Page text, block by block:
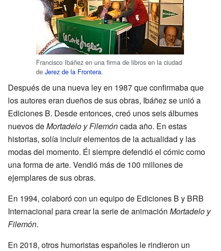
Francisco Ibáñez en una firma de libros en la ciudad
de Jerez de la Frontera.
Después de una nueva ley en 1987 que confirmaba que
los autores eran dueños de sus obras, Ibáñez se unió a
Ediciones B. Desde entonces, creó unos seis álbumes
nuevos deMortadelo y Filemóncada año. En estas
historias, solía incluir elementos de la actualidad y las
modas del momento. Él siempre defendió el cómic como
una forma de arte. Vendió más de 100 millones de
ejemplares de sus obras.
En 1994, colaboró con un equipo de Ediciones B y BRB
Internacional para crear la serie de animación Mortadelo y
Filemón.
En 2018, otros humoristas españoles le rindieron un